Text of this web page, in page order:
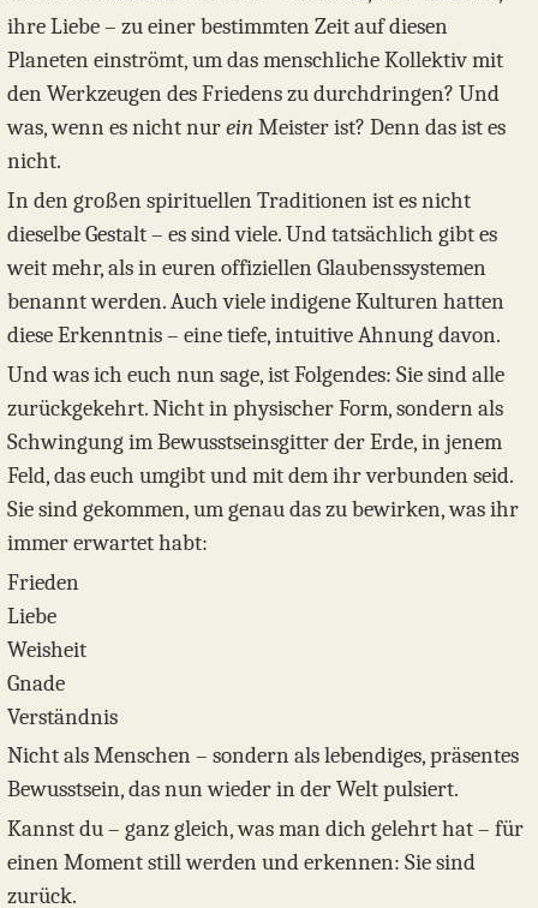
ihre Liebe – zu einer bestimmten Zeit auf diesen
Planeten einströmt, um das menschliche Kollektiv mit
den Werkzeugen des Friedens zu durchdringen? Und
was, wenn es nicht nureinMeister ist? Denn das ist es
nicht.
In den großen spirituellen Traditionen ist es nicht
dieselbe Gestalt – es sind viele. Und tatsächlich gibt es
weit mehr, als in euren offiziellen Glaubenssystemen
benannt werden. Auch viele indigene Kulturen hatten
diese Erkenntnis – eine tiefe, intuitive Ahnung davon.
Und was ich euch nun sage, ist Folgendes: Sie sind alle
zurückgekehrt. Nicht in physischer Form, sondern als
Schwingung im Bewusstseinsgitter der Erde, in jenem
Feld, das euch umgibt und mit dem ihr verbunden seid.
Sie sind gekommen, um genau das zu bewirken, was ihr
immer erwartet habt:
Frieden
Liebe
Weisheit
Gnade
Verständnis
Nicht als Menschen – sondern als lebendiges, präsentes
Bewusstsein, das nun wieder in der Welt pulsiert.
Kannst du – ganz gleich, was man dich gelehrt hat – für
einen Moment still werden und erkennen: Sie sind
zurück.